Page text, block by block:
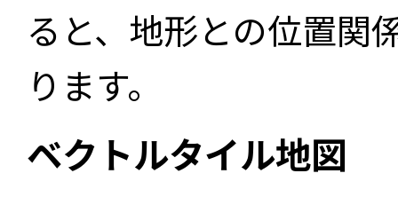
ると、地形との位置関
ります。
ベクトルタイル地図